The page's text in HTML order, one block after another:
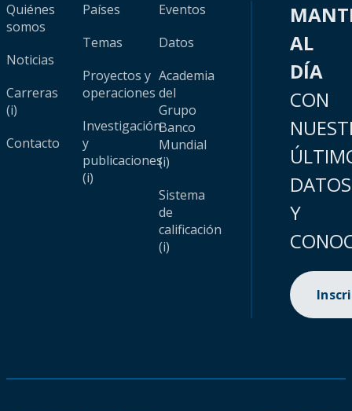
Quiénes
somos
Noticias
Carreras
(i)
Contacto
Países
Temas
Proyectos y
operaciones
Investigación
y
publicaciones
(i)
Eventos
Datos
Academia
del
Grupo
Banco
Mundial
(i)
Sistema
de
calificación
(i)
AL
DÍA
CON
DATOS
Y